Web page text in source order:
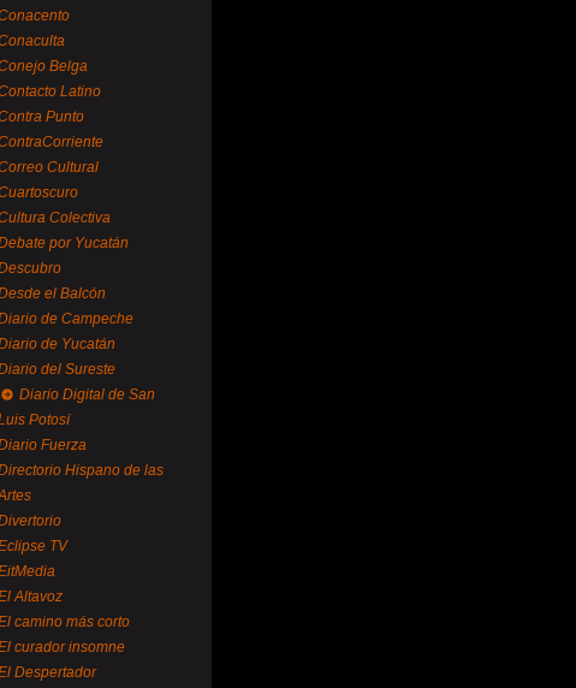
Belga
Latino
Punto
Cultural
Colectiva
por Yucatán
el Balcón
de Campeche
de Yucatán
del Sureste
Diario Digital de San
Potosí
Fuerza
Hispano de las
TV
Altavoz
camino más corto
curador insomne
Despertador